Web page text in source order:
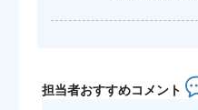
担当者おすすめコメント